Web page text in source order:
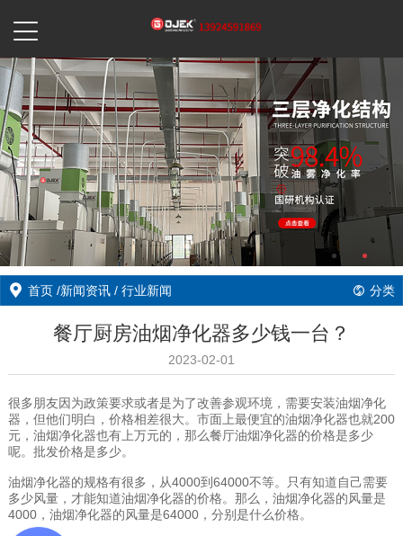
首页 /新闻资讯 /行业新闻 分类
餐厅厨房油烟净化器多少钱一台？
2023-02-01
很多朋友因为政策要求或者是为了改善参观环境，需要安装油烟净化
器，但他们明白，价格相差很大。市面上最便宜的油烟净化器也就200
元，油烟净化器也有上万元的，那么餐厅油烟净化器的价格是多少
呢。批发价格是多少。
油烟净化器的规格有很多，从4000到64000不等。只有知道自己需要
多少风量，才能知道油烟净化器的价格。那么，油烟净化器的风量是
4000，油烟净化器的风量是64000，分别是什么价格。